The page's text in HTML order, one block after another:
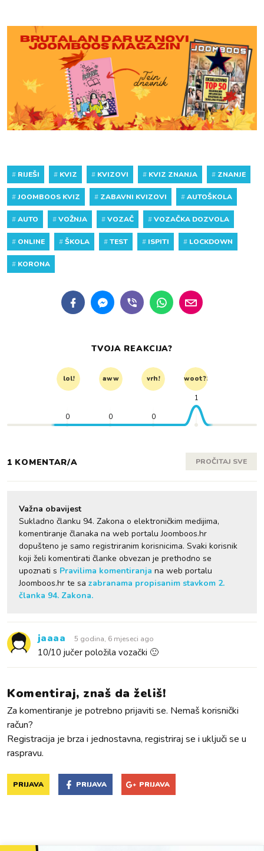
# RIJEŠI # KVIZ # KVIZOVI # KVIZ ZNANJA # ZNANJE
#JOOMBOOS KVIZ # ZABAVNI KVIZOVI #AUTOŠKOLA
#AUTO #VOŽNJA #VOZAČ #VOZAČKA DOZVOLA
# ONLINE #ŠKOLA #TEST # ISPITI # LOCKDOWN
# KORONA
TVOJA REAKCIJA?
lol! aww vrh! woot?!
0 0 0
1
1 KOMENTAR/A PROČITAJ SVE
Važna obavijest
Sukladno članku 94. Zakona o elektroničkim medijima,
komentiranje članaka na web portalu Joomboos.hr
dopušteno je samo registriranim korisnicima. Svaki korisnik
koji želi komentirati članke obvezan je prethodno se
upoznati s Pravilima komentiranja na web portalu
Joomboos.hr te sa zabranama propisanim stavkom 2.
članka 94. Zakona.
jaaaa 5 godina, 6 mjeseci ago
10/10 jučer položila vozački 🙂
Komentiraj, znaš da želiš!
Za komentiranje je potrebno prijaviti se. Nemaš korisnički
račun?
Registracija je brza i jednostavna, registriraj se i uključi se u
raspravu.
PRIJAVA PRIJAVA PRIJAVA